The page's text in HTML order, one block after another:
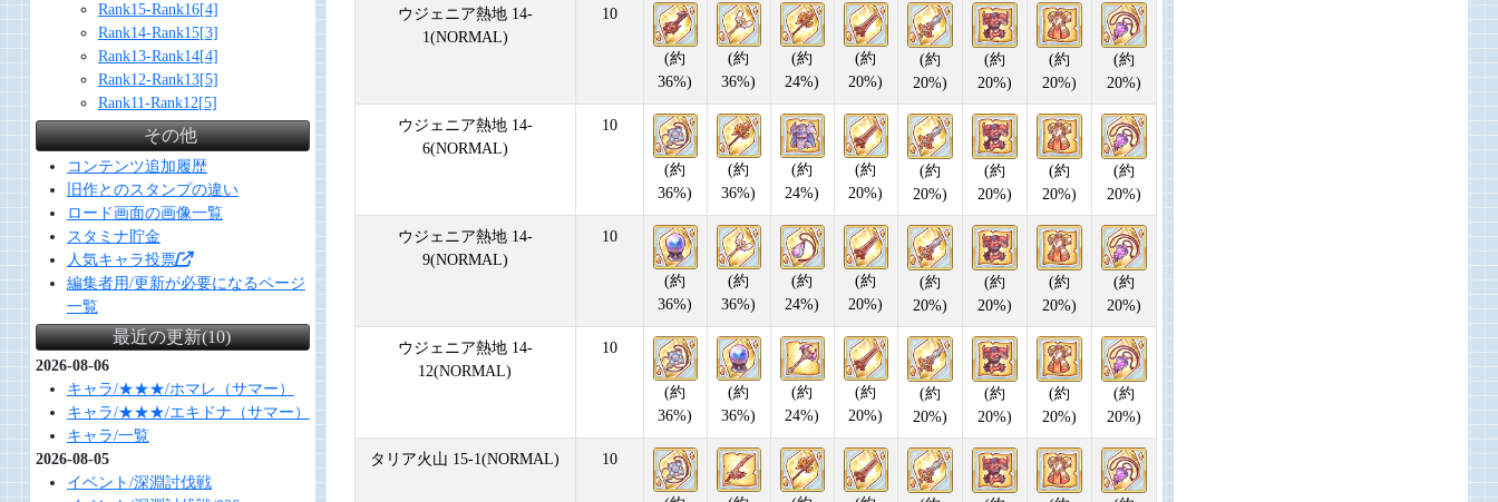
ウジェニア熱地 14-
1(NORMAL)
10
(約
36%)
(約
36%)
(約
24%)
(約
20%)
(約
20%)
(約
20%)
(約
20%)
(約
20%)
ウジェニア熱地 14-
6(NORMAL)
10
(約
36%)
(約
36%)
(約
24%)
(約
20%)
(約
20%)
(約
20%)
(約
20%)
(約
20%)
ウジェニア熱地 14-
9(NORMAL)
10
(約
36%)
(約
36%)
(約
24%)
(約
20%)
(約
20%)
(約
20%)
(約
20%)
(約
20%)
ウジェニア熱地 14-
12(NORMAL)
10
(約
36%)
(約
36%)
(約
24%)
(約
20%)
(約
20%)
(約
20%)
(約
20%)
(約
20%)
タリア火山 15-1(NORMAL) 10
Rank15-Rank16[4]
Rank14-Rank15[3]
Rank13-Rank14[4]
Rank12-Rank13[5]
Rank11-Rank12[5]
その他
コンテンツ追加履歴
旧作とのスタンプの違い
ロード画面の画像一覧
スタミナ貯金
人気キャラ投票
編集者用/更新が必要になるページ
一覧
最近の更新(10)
2026-08-06
キャラ/★★★/ホマレ（サマー）
キャラ/★★★/エキドナ（サマー）
キャラ/一覧
2026-08-05
イベント/深淵討伐戦